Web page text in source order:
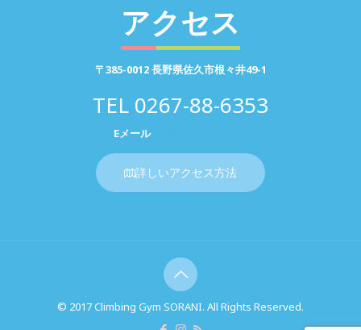
アクセス
〒385-0012 長野県佐久市根々井49-1
TEL 0267-88-6353
Eメール
詳しいアクセス方法
© 2017 Climbing Gym SORANI. All Rights Reserved.